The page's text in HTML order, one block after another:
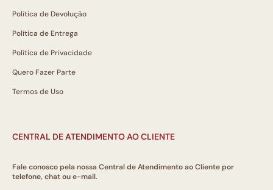
Política de Devolução
Política de Entrega
Política de Privacidade
Quero Fazer Parte
Termos de Uso
CENTRAL DE ATENDIMENTO AO CLIENTE
Fale conosco pela nossa Central de Atendimento ao Cliente por
telefone, chat ou e-mail.